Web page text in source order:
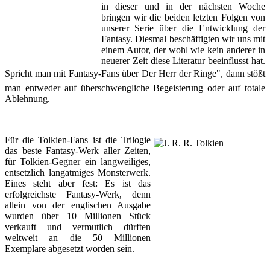
in dieser und in der nächsten Woche
bringen wir die beiden letz­ten Folgen von
unserer Serie über die Entwicklung der
Fantasy. Diesmal beschäftigten wir uns mit
einem Autor, der wohl wie kein anderer in
neuerer Zeit diese Literatur beeinflusst hat.
Spricht man mit Fantasy-Fans über Der Herr der Ringe", dann stößt
man entweder auf überschwengliche Begeisterung oder auf totale
Ablehnung.
Für die Tolkien-Fans ist die Trilogie
das beste Fantasy-Werk aller Zeiten,
für Tolkien-Gegner ein langweili­ges,
entsetzlich langatmiges Monsterwerk.
Eines steht aber fest: Es ist das
erfolgreichste Fantasy-Werk, denn
allein von der englischen Ausgabe
wur­den über 10 Millionen Stück
verkauft und vermutlich dürften
weltweit an die 50 Millionen
Exemplare abge­setzt worden sein.